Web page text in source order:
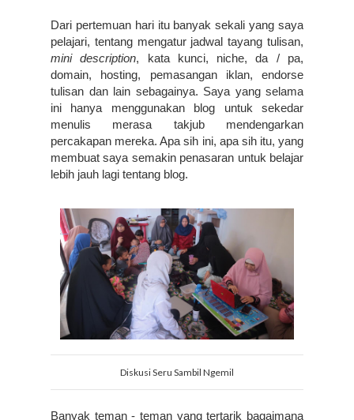
Dari pertemuan hari itu banyak sekali yang saya
mini description, kata kunci, niche, da / pa,
domain, hosting, pemasangan iklan, endorse
tulisan dan lain sebagainya. Saya yang selama
ini hanya menggunakan blog untuk sekedar
menulis merasa takjub mendengarkan
percakapan mereka. Apa sih ini, apa sih itu, yang
membuat saya semakin penasaran untuk belajar
lebih jauh lagi tentang blog.
Diskusi Seru Sambil Ngemil
Banyak teman - teman yang tertarik bagaimana